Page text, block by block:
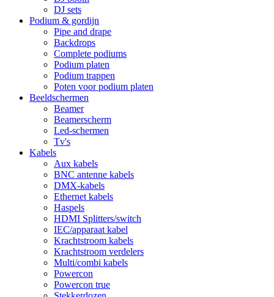
DJ sets
Podium & gordijn
Pipe and drape
Backdrops
Complete podiums
Podium platen
Podium trappen
Poten voor podium platen
Beeldschermen
Beamer
Beamerscherm
Led-schermen
Tv's
Kabels
Aux kabels
BNC antenne kabels
DMX-kabels
Ethernet kabels
Haspels
HDMI Splitters/switch
IEC/apparaat kabel
Krachtstroom kabels
Krachtstroom verdelers
Multi/combi kabels
Powercon
Powercon true